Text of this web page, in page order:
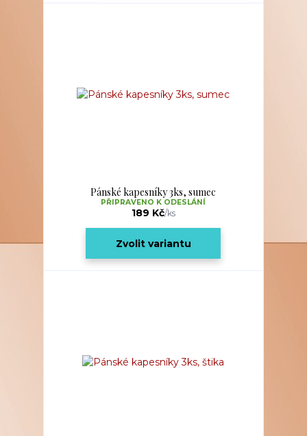
Pánské kapesníky 3ks, sumec
189 Kč/ks
PŘIPRAVENO K ODESLÁNÍ
Zvolit variantu